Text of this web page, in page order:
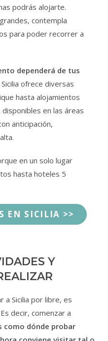
podrás alojarte.
contempla
para poder recorrer a
dependerá de tus
Sicilia ofrece diversas
hasta alojamientos
en las áreas
anticipación,
en un solo lugar
hasta hoteles 5
EN SICILIA >>
Y
a Sicilia por libre, es
decir, comenzar a
como dónde probar